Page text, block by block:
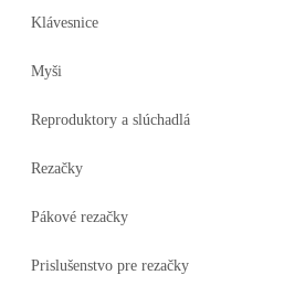
Klávesnice
Myši
Reproduktory a slúchadlá
Rezačky
Pákové rezačky
Prislušenstvo pre rezačky